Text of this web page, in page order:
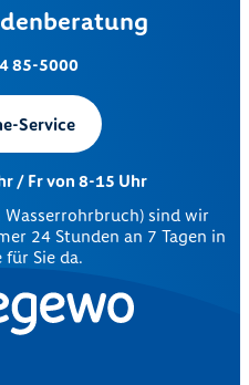
85-5000
Service
/ Fr von 8-15 Uhr
sind wir
24 Stunden an 7 Tagen in
für Sie da.